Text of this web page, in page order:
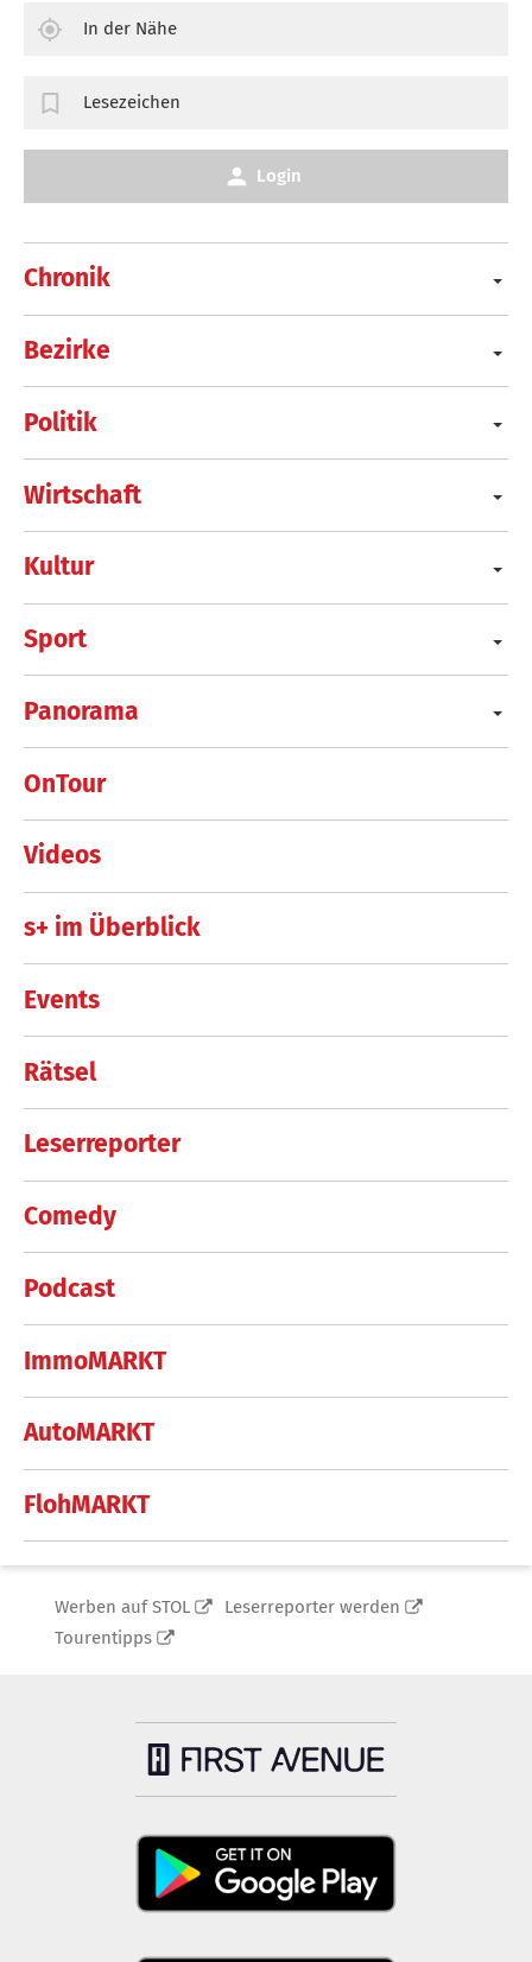
Chronik
Bezirke
Politik
Wirtschaft
Kultur
Sport
Panorama
OnTour
Videos
s+ im Überblick
Events
Rätsel
Leserreporter
Comedy
Podcast
ImmoMARKT
AutoMARKT
FlohMARKT
In der Nähe
Lesezeichen
Login
Werben auf STOL
Leserreporter werden
Tourentipps